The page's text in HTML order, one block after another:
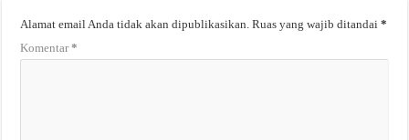
Alamat email Anda tidak akan dipublikasikan. Ruas yang wajib ditandai*
Komentar*